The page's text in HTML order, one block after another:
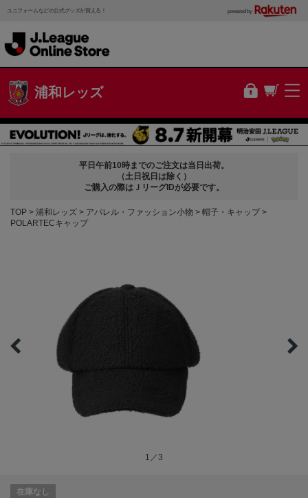
ユニフォームなどの公式グッズが買える！ powered by
浦和レッズ
平日午前10時までのご注文は当日出荷。
（土日祝日は除く）
ご購入の際はＪリーグIDが必要です。
TOP 浦和レッズ アパレル・ファッション小物
帽子・キャップ
POLARTECキャップ
1／3
在庫なし